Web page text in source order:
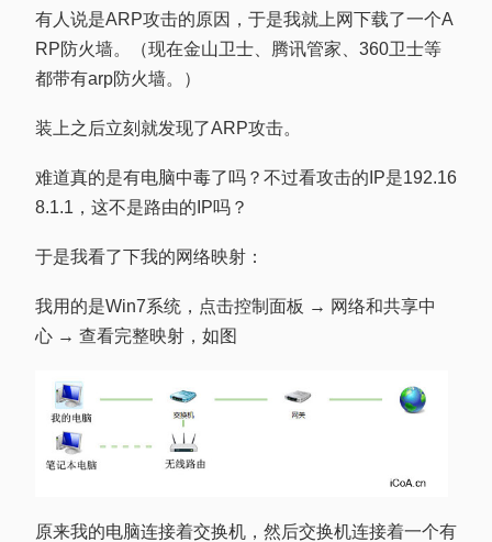
有人说是ARP攻击的原因，于是我就上网下载了一个A
RP防火墙。（现在金山卫士、腾讯管家、360卫士等
都带有arp防火墙。）
装上之后立刻就发现了ARP攻击。
难道真的是有电脑中毒了吗？不过看攻击的IP是192.16
8.1.1，这不是路由的IP吗？
于是我看了下我的网络映射：
我用的是Win7系统，点击控制面板 → 网络和共享中
心 → 查看完整映射，如图
原来我的电脑连接着交换机，然后交换机连接着一个有